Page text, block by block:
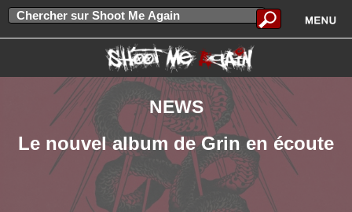
NEWS
Le nouvel album de Grin en écoute